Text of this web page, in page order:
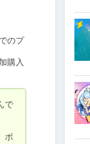
のプ
購入
で
ボ